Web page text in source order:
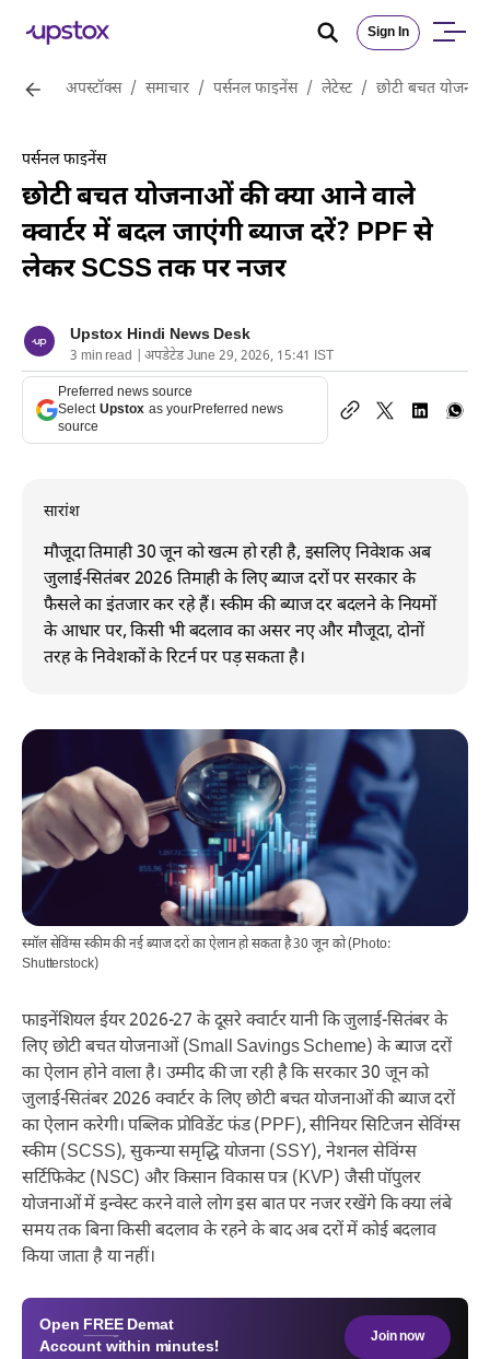
Sign In
अपस्टॉक्स / समाचार / पर्सनल फाइनेंस / लेटेस्ट / छोटी बचत
पर्सनल फाइनेंस
छोटी बचत योजनाओं की क्या आने वाले
क्वार्टर में बदल जाएंगी ब्याज दरें? PPF से
लेकर SCSS तक पर नजर
Upstox Hindi News Desk
3 min read | अपडेटेड June 29, 2026, 15:41 IST
Preferred news source
Select Upstox as yourPreferred news
source
सारांश
मौजूदा तिमाही 30 जून को खत्म हो रही है, इसलिए निवेशक अब
जुलाई-सितंबर 2026 तिमाही के लिए ब्याज दरों पर सरकार के
फैसले का इंतजार कर रहे हैं। स्कीम की ब्याज दर बदलने के नियमों
के आधार पर, किसी भी बदलाव का असर नए और मौजूदा, दोनों
तरह के निवेशकों के रिटर्न पर पड़ सकता है।
स्मॉल सेविंग्स स्कीम की नई ब्याज दरों का ऐलान हो सकता है 30 जून को (Photo:
Shutterstock)
फाइनेंशियल ईयर 2026-27 के दूसरे क्वार्टर यानी कि जुलाई-सितंबर के
लिए छोटी बचत योजनाओं (Small Savings Scheme) के ब्याज दरों
का ऐलान होने वाला है। उम्मीद की जा रही है कि सरकार 30 जून को
जुलाई-सितंबर 2026 क्वार्टर के लिए छोटी बचत योजनाओं की ब्याज दरों
का ऐलान करेगी। पब्लिक प्रोविडेंट फंड (PPF), सीनियर सिटिजन सेविंग्स
स्कीम (SCSS), सुकन्या समृद्धि योजना (SSY), नेशनल सेविंग्स
सर्टिफिकेट (NSC) और किसान विकास पत्र (KVP) जैसी पॉपुलर
योजनाओं में इन्वेस्ट करने वाले लोग इस बात पर नजर रखेंगे कि क्या लंबे
समय तक बिना किसी बदलाव के रहने के बाद अब दरों में कोई बदलाव
किया जाता है या नहीं।
Open FREE Demat
Account within minutes!
Join now